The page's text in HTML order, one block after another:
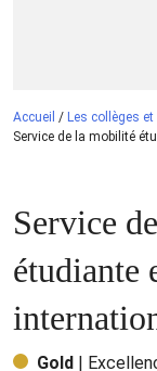
Accueil / Les collèges
Service de la mobilité
Service
étudiante
Gold |